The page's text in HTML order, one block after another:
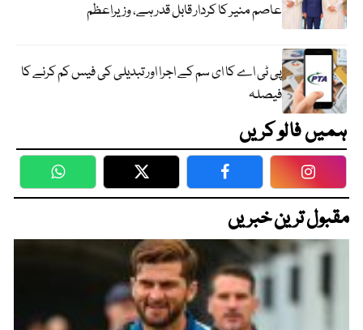
عاصم منیر کا کردار قابل قدر ہے، وزیراعظم
پی ٹی اے کا ای سم کے اجرا اور تبدیلی کی فیس کم کرنے کا
فیصلہ
ہمیں فالو کریں
WhatsApp Twitter Facebook
مقبول ترین خبریں